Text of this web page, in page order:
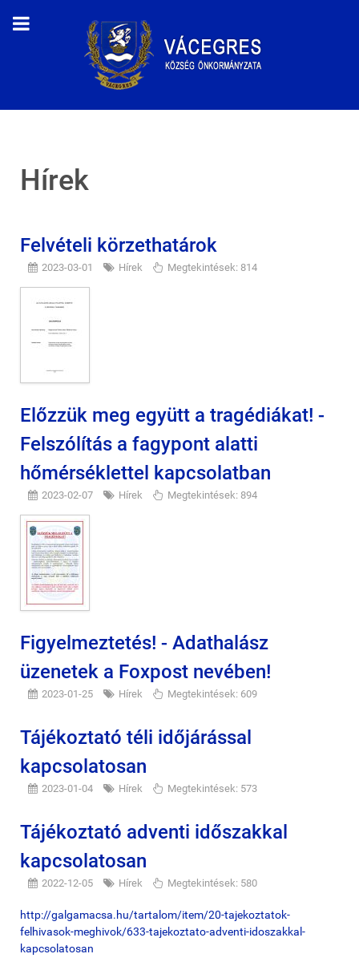
Hírek
Felvételi körzethatárok
2023-03-01 Hírek Megtekintések: 814
Előzzük meg együtt a tragédiákat! -
Felszólítás a fagypont alatti
hőmérséklettel kapcsolatban
2023-02-07 Hírek Megtekintések: 894
Figyelmeztetés! - Adathalász
üzenetek a Foxpost nevében!
2023-01-25 Hírek Megtekintések: 609
Tájékoztató téli időjárással
kapcsolatosan
2023-01-04 Hírek Megtekintések: 573
Tájékoztató adventi időszakkal
kapcsolatosan
2022-12-05 Hírek Megtekintések: 580
http://galgamacsa.hu/tartalom/item/20-tajekoztatok-
felhivasok-meghivok/633-tajekoztato-adventi-idoszakkal-
kapcsolatosan